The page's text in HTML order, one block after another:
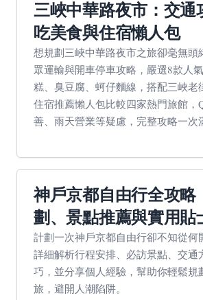
三峽中華路夜市：交通
吃美食與住宿懶人包
想規劃三峽中華路夜市之旅卻毫無頭
眾運輸與開車停車攻略，嚴選8款人
糕、臭豆腐、蚵仔麵線，搭配三峽老
住宿推薦懶人包比較四家熱門旅館，
善、雨天營業等疑慮，完整攻略一次
神戶京都自由行全攻略
劃、景點推薦與實用貼
計劃一次神戶京都自由行卻不知從何
詳細解析行程安排、必訪景點、交通
巧，並分享個人經驗，幫助你輕鬆規
旅，避開人潮陷阱。